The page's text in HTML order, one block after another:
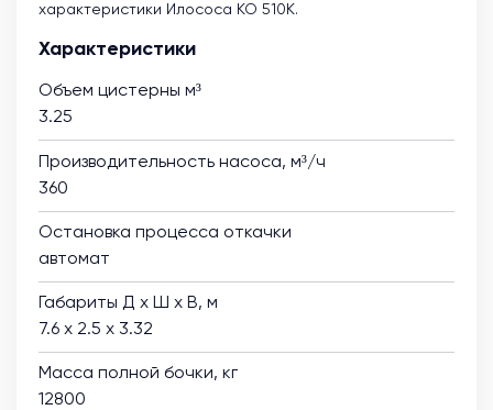
характеристики Илососа КО 510К.
Характеристики
Объем цистерны м³
3.25
Производительность насоса, м³/ч
360
Остановка процесса откачки
автомат
Габариты Д х Ш х В, м
7.6 х 2.5 х 3.32
Масса полной бочки, кг
12800